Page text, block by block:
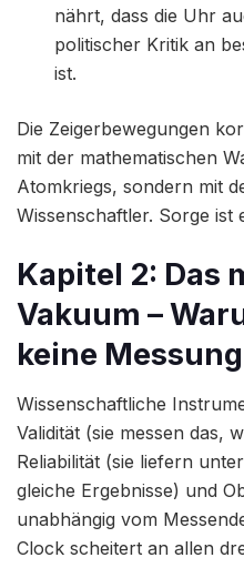
nährt, dass die Uhr
politischer Kritik an
ist.
Die Zeigerbewegungen
mit der mathematischen
Atomkriegs, sondern mit
Wissenschaftler. Sorge ist
Kapitel 2: Das
Vakuum –
keine
Wissenschaftliche
Validität (sie messen das,
Reliabilität (sie liefern
gleiche Ergebnisse) und
unabhängig vom
Clock scheitert an allen